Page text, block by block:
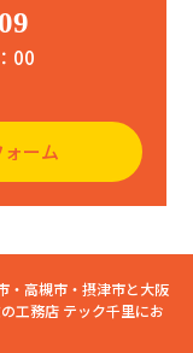
00
ーム
・高槻市・摂津市と大阪
工務店 テック千里にお